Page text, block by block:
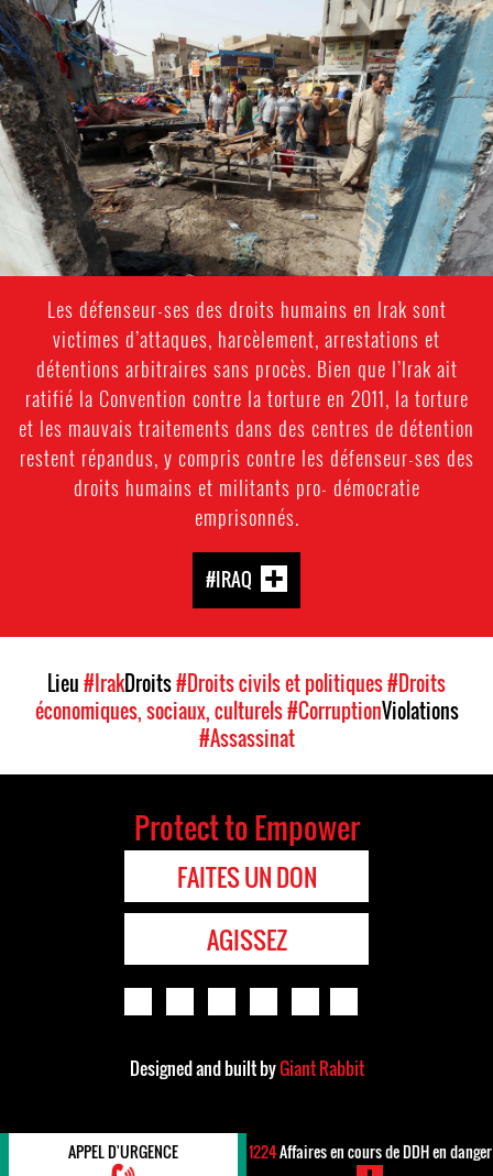
#Iraq-
general-
context.jpg
Les défenseur-ses des droits humains en Irak sont
victimes d’attaques, harcèlement, arrestations et
détentions arbitraires sans procès. Bien que l’Irak ait
ratifié la Convention contre la torture en 2011, la torture
et les mauvais traitements dans des centres de détention
restent répandus, y compris contre les défenseur-ses des
droits humains et militants pro- démocratie
emprisonnés.
#IRAQ
Lieu#IrakDroits#Droits civils et politiques#Droits
économiques, sociaux, culturels#CorruptionViolations
#Assassinat
Protect to Empower
FAITES UN DON
AGISSEZ
Designed and built byGiant Rabbit
APPEL D'URGENCE 1224Affaires en cours de DDH en danger